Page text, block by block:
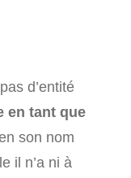
d’entité
en tant que
son nom
il n’a ni à